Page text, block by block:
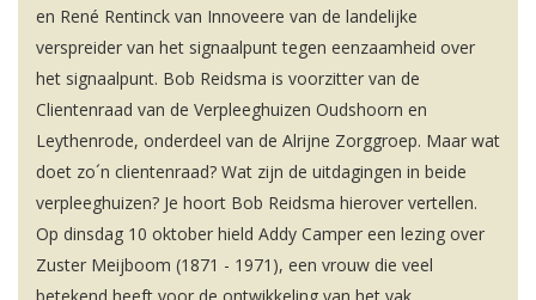
en René Rentinck van Innoveere van de landelijke
verspreider van het signaalpunt tegen eenzaamheid over
het signaalpunt. Bob Reidsma is voorzitter van de
Clientenraad van de Verpleeghuizen Oudshoorn en
Leythenrode, onderdeel van de Alrijne Zorggroep. Maar wat
doet zo´n clientenraad? Wat zijn de uitdagingen in beide
verpleeghuizen? Je hoort Bob Reidsma hierover vertellen.
Op dinsdag 10 oktober hield Addy Camper een lezing over
Zuster Meijboom (1871 - 1971), een vrouw die veel